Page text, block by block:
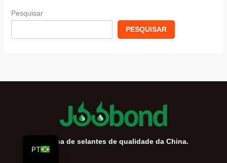
Pesquisar
PESQUISAR
Fábrica de selantes de qualidade da China.
PT
RU